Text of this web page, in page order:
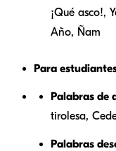
¡Qué asco!,
Año, Ñam
Para
Palabras de
tirolesa,
Palabras